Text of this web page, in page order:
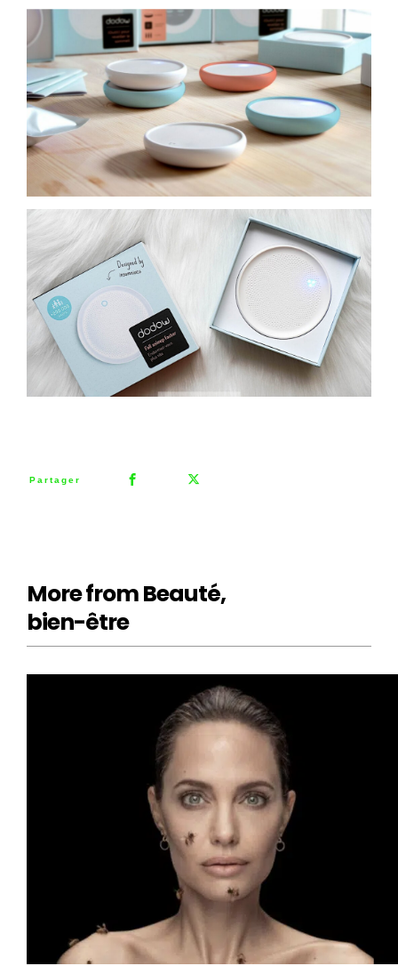
Partager
More from Beauté,
bien-être